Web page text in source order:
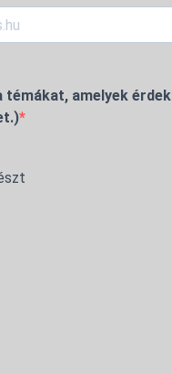
témákat, amelyek